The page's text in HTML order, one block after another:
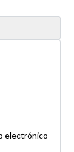
electrónico